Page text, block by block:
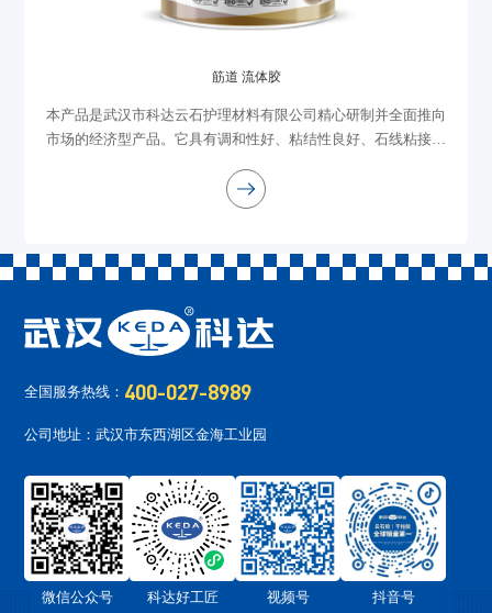
筋道 流体胶
本产品是武汉市科达云石护理材料有限公司精心研制并全面推向
市场的经济型产品。它具有调和性好、粘结性良好、石线粘接打
工
全国服务热线： 400-027-8989
公司地址：武汉市东西湖区金海工业园
微信公众号 科达好工匠 视频号 抖音号